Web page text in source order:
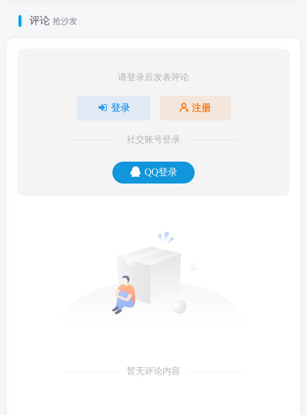
评论 抢沙发
请登录后发表评论
登录 注册
社交账号登录
QQ登录
暂无评论内容